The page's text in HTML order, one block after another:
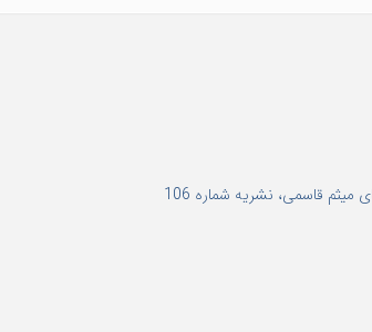
قاسمی، نشریه شماره 106